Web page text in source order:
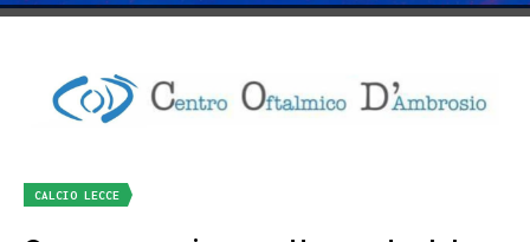
CALCIO LECCE